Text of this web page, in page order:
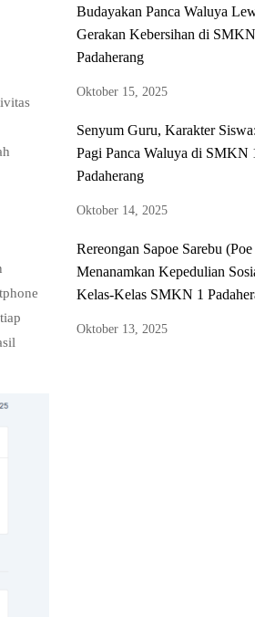
Budayakan Panca Waluya
Gerakan Kebersihan di
Padaherang
Oktober 15, 2025
Senyum Guru, Karakter
Pagi Panca Waluya di SMKN
Padaherang
Oktober 14, 2025
Rereongan Sapoe Sarebu
Menanamkan Kepedulian
Kelas-Kelas SMKN 1
Oktober 13, 2025